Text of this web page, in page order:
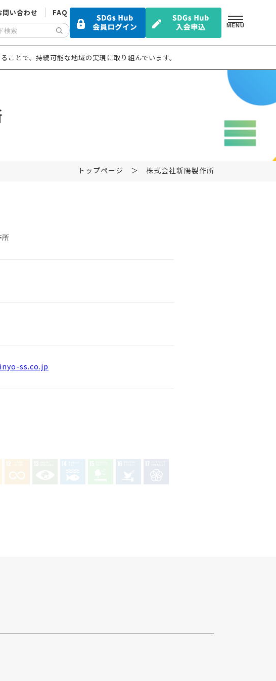
問い合わせ FAQ
MENU
とで、持続可能な地域の実現に取り組んでいます。
トップページ ＞ 株式会社新陽製作所
ss.co.jp